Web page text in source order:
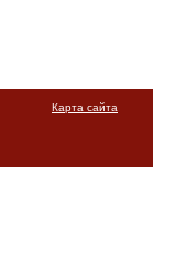
Карта сайта